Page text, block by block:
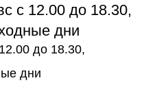
с 12.00 до 18.30,
дни
до 18.30,
дни